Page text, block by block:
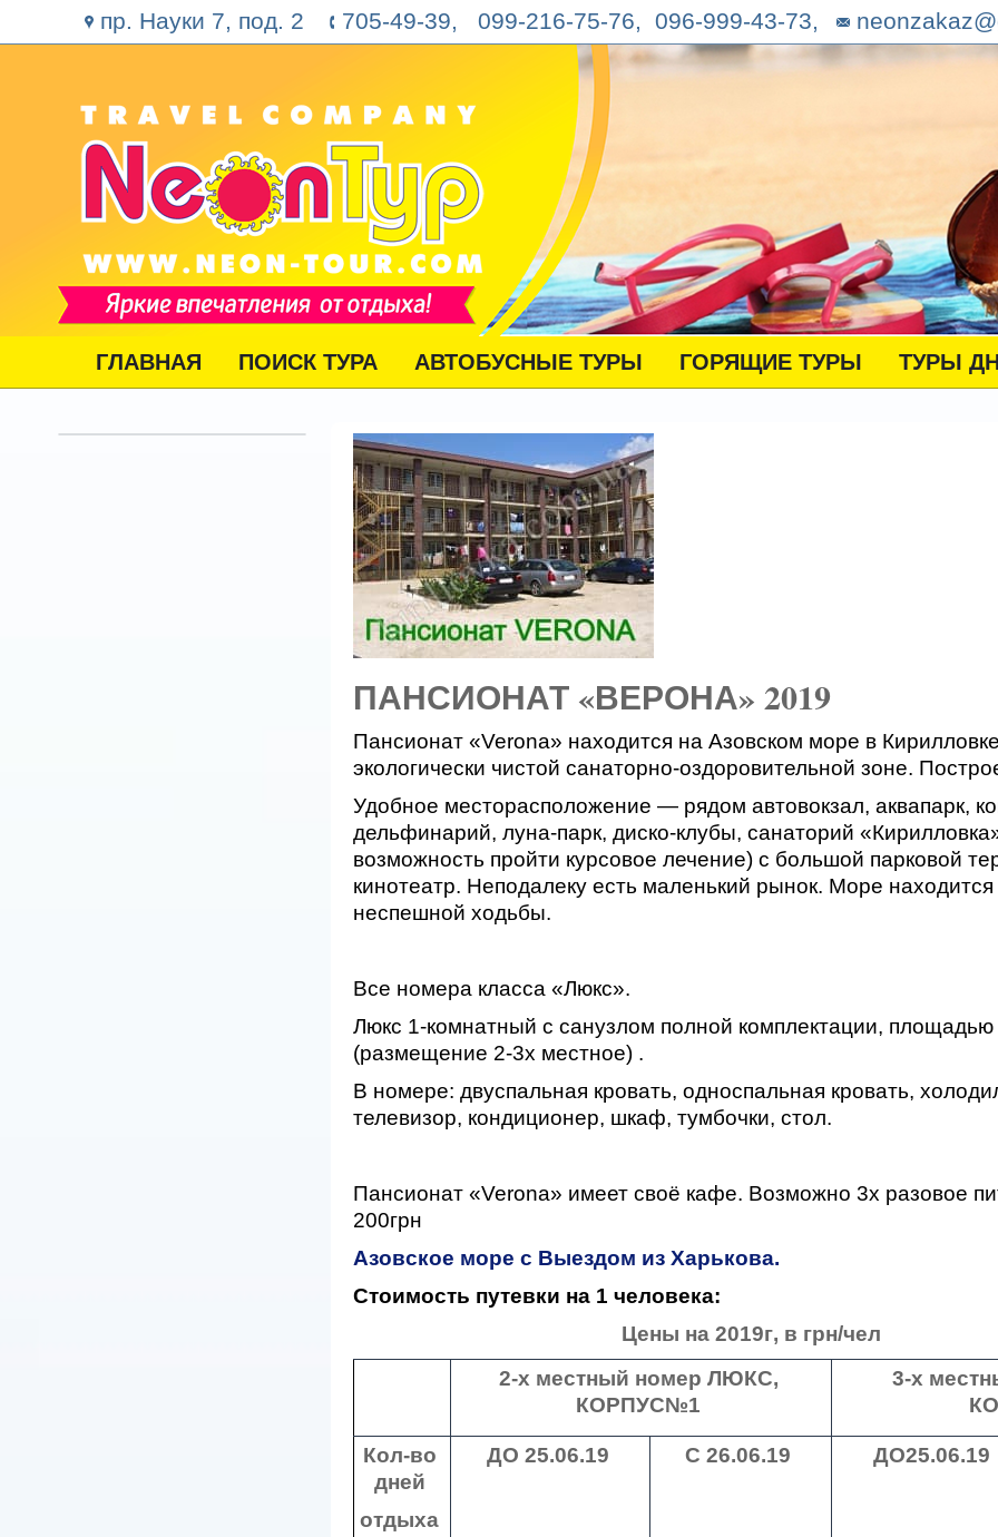
пр. Науки 7, под. 2 705-49-39, 099-216-75-76, 096-999-43-73,
ГЛАВНАЯ ПОИСК ТУРА АВТОБУСНЫЕ ТУРЫ ГОРЯЩИЕ ТУРЫ ТУРЫ
ПАНСИОНАТ «ВЕРОНА» 2019
Пансионат «Verona» находится на Азовском море в
экологически чистой санаторно-оздоровительной зоне.
Удобное месторасположение — рядом автовокзал, аквапарк,
дельфинарий, луна-парк, диско-клубы, санаторий
возможность пройти курсовое лечение) с большой парковой
кинотеатр. Неподалеку есть маленький рынок. Море
неспешной ходьбы.
Все номера класса «Люкс».
Люкс 1-комнатный с санузлом полной комплектации,
(размещение 2-3х местное) .
В номере: двуспальная кровать, односпальная кровать,
телевизор, кондиционер, шкаф, тумбочки, стол.
Пансионат «Verona» имеет своё кафе. Возможно 3х разовое
200грн
Азовское море с Выездом из Харькова.
Стоимость путевки на 1 человека:
Цены на 2019г, в грн/чел
2-х местный номер ЛЮКС,
КОРПУС№1
3-х
Кол-во
дней
отдыха
ДО 25.06.19 С 26.06.19 ДО25.06.19